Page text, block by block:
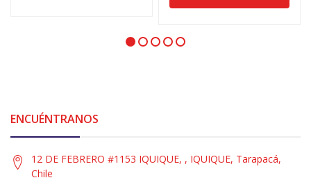
ENCUÉNTRANOS
12 DE FEBRERO #1153 IQUIQUE, , IQUIQUE, Tarapacá,
Chile